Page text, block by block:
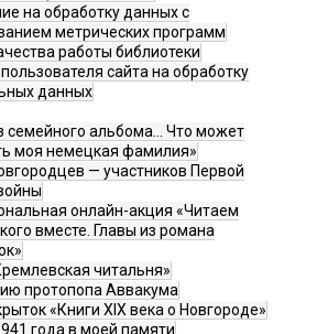
на обработку данных с
метрических программ
работы библиотеки
сайта на обработку
данных
семейного альбома... Что может
моя немецкая фамилия»
— участников Первой
онлайн-акция «Читаем
вместе. Главы из романа
читальня»
протопопа Аввакума
«Книги XIX века о Новгороде»
года в моей памяти